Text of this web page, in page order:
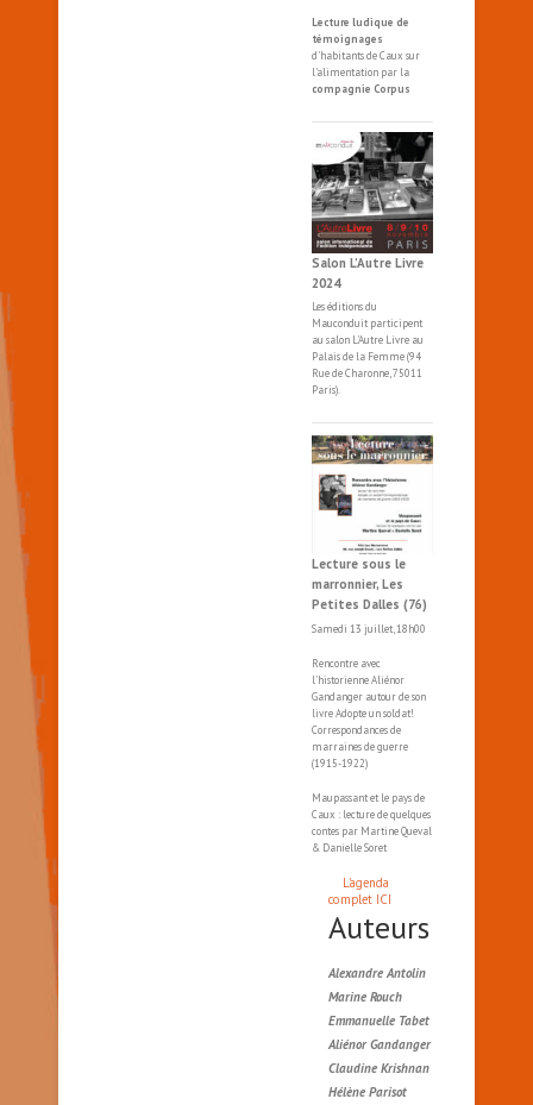
Lecture ludique de
témoignages
d'habitants de Caux sur
l'alimentation par la
compagnie Corpus
Salon L’Autre Livre
2024
Les éditions du
Mauconduit participent
au salon L'Autre Livre au
Palais de la Femme (94
Rue de Charonne, 75011
Paris).
Lecture sous le
marronnier, Les
Petites Dalles (76)
Samedi 13 juillet, 18h00
Rencontre avec
l'historienne Aliénor
Gandanger autour de son
livre Adopte un soldat!
Correspondances de
marraines de guerre
(1915-1922)
Maupassant et le pays de
Caux : lecture de quelques
contes par Martine Queval
& Danielle Soret
L'agenda
complet ICI
Auteurs
Alexandre Antolin
Marine Rouch
Emmanuelle Tabet
Aliénor Gandanger
Claudine Krishnan
Hélène Parisot